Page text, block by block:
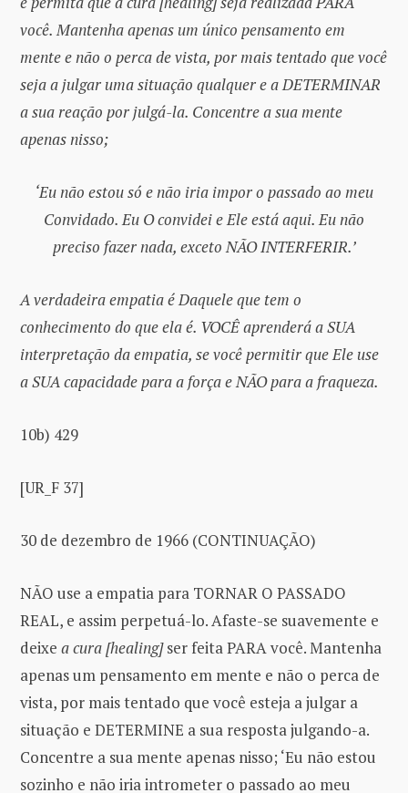
você. Mantenha apenas um único pensamento em
mente e não o perca de vista, por mais tentado que você
seja a julgar uma situação qualquer e a DETERMINAR
a sua reação por julgá-la. Concentre a sua mente
apenas nisso;
‘Eu não estou só e não iria impor o passado ao meu
Convidado. Eu O convidei e Ele está aqui. Eu não
preciso fazer nada, exceto NÃO INTERFERIR.’
A verdadeira empatia é Daquele que tem o
conhecimento do que ela é. VOCÊ aprenderá a SUA
interpretação da empatia, se você permitir que Ele use
a SUA capacidade para a força e NÃO para a fraqueza.
10b) 429
[UR_F 37]
30 de dezembro de 1966 (CONTINUAÇÃO)
NÃO use a empatia para TORNAR O PASSADO
REAL, e assim perpetuá-lo. Afaste-se suavemente e
deixe a cura [healing]ser feita PARA você. Mantenha
apenas um pensamento em mente e não o perca de
vista, por mais tentado que você esteja a julgar a
situação e DETERMINE a sua resposta julgando-a.
Concentre a sua mente apenas nisso; ‘Eu não estou
sozinho e não iria intrometer o passado ao meu